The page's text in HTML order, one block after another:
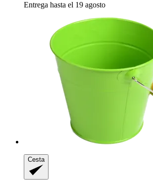
Entrega hasta el 19 agosto
Cesta